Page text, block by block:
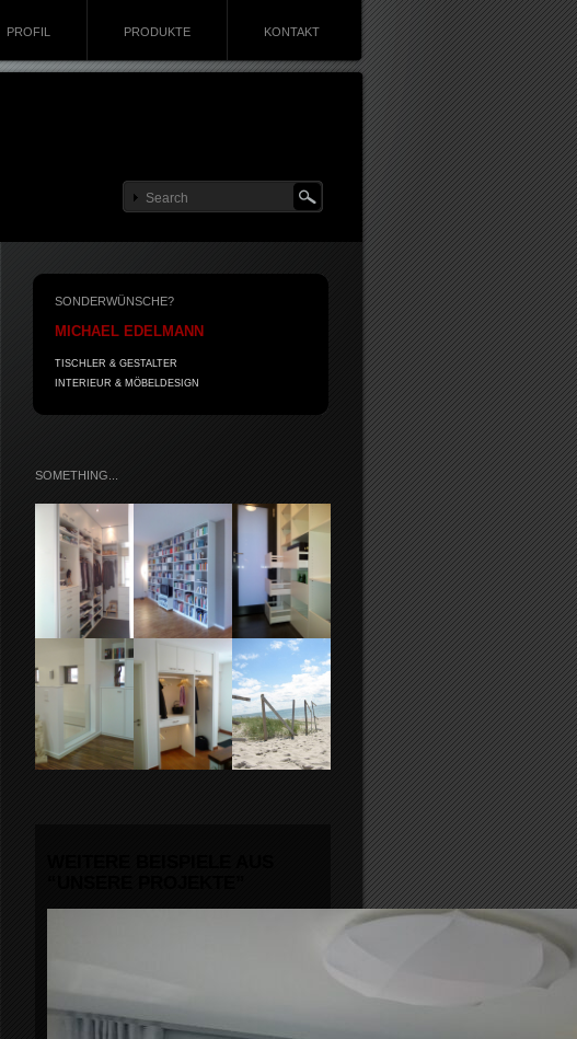
PROFIL PRODUKTE KONTAKT
SONDERWÜNSCHE?
MICHAEL EDELMANN
TISCHLER & GESTALTER
INTERIEUR & MÖBELDESIGN
SOMETHING...